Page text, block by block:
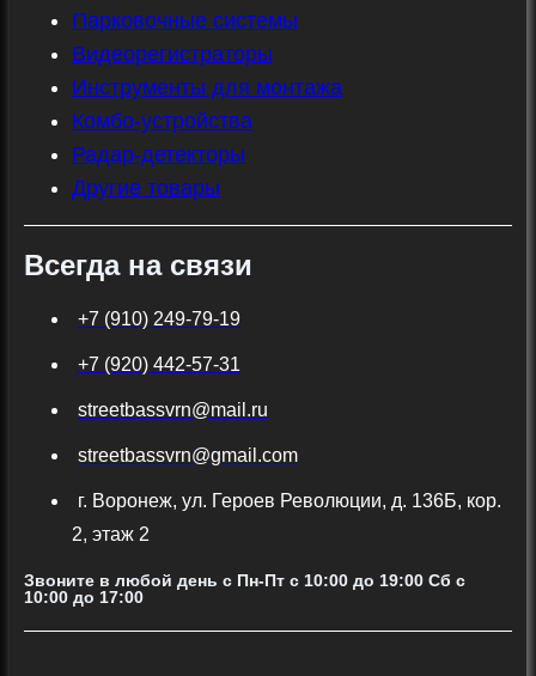
Парковочные системы
Видеорегистраторы
Инструменты для монтажа
Комбо-устройства
Радар-детекторы
Другие товары
Всегда на связи
+7 (910) 249-79-19
+7 (920) 442-57-31
streetbassvrn@mail.ru
streetbassvrn@gmail.com
г. Воронеж, ул. Героев Революции, д. 136Б, кор.
2, этаж 2
Звоните в любой день с Пн-Пт c 10:00 до 19:00 Сб с
10:00 до 17:00